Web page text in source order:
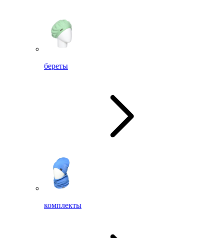
береты
комплекты